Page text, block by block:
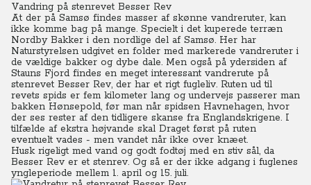
Vandring på stenrevet Besser Rev
At der på Samsø findes masser af skønne vandreruter, kan
ikke komme bag på mange. Specielt i det kuperede terræn
Nordby Bakker i den nordlige del af Samsø. Her har
Naturstyrelsen udgivet en folder med markerede vandreruter i
de vældige bakker og dybe dale. Men også på ydersiden af
Stauns Fjord findes en meget interessant vandrerute på
stenrevet Besser Rev, der har et rigt fugleliv. Ruten ud til
revets spids er fem kilometer lang og undervejs passerer man
bakken Hønsepold, før man når spidsen Havnehagen, hvor
der ses rester af den tidligere skanse fra Englandskrigene. I
tilfælde af ekstra højvande skal Draget først på ruten
eventuelt vades - men vandet når ikke over knæet.
Husk rigeligt med vand og godt fodtøj med en stiv sål, da
Besser Rev er et stenrev. Og så er der ikke adgang i fuglenes
yngleperiode mellem 1. april og 15. juli.